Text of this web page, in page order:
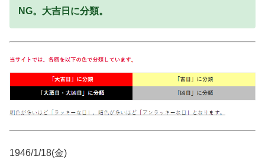
NG。大吉日に分類。
1946/1/18(金)